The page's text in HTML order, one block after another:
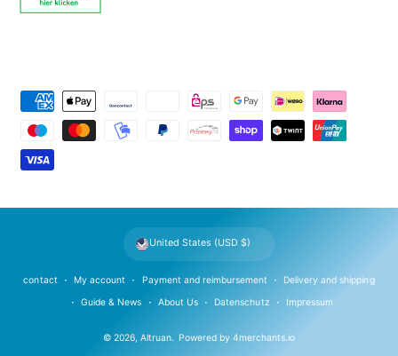
m
n
© 2026,Altruan. Powered by 4merchants.io
contact My account Payment and reimbursement Delivery and shipping
Guide & News About Us Datenschutz Impressum
United States (USD $)